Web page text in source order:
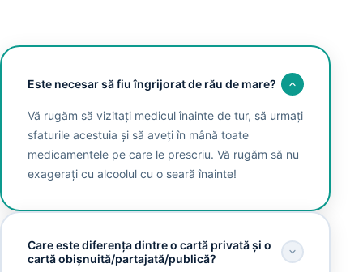
Este necesar să fiu îngrijorat de rău de mare?
Vă rugăm să vizitați medicul înainte de tur, să urmați
sfaturile acestuia și să aveți în mână toate
medicamentele pe care le prescriu. Vă rugăm să nu
exagerați cu alcoolul cu o seară înainte!
Care este diferența dintre o cartă privată și o
cartă obișnuită/partajată/publică?